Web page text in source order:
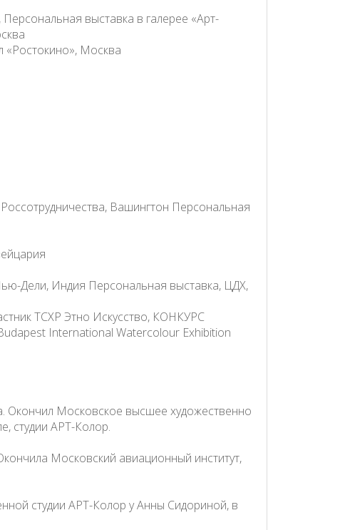
выставка в галерее «Арт-
«Ростокино», Москва
Вашингтон Персональная
Дели, Индия Персональная выставка, ЦДХ,
ТСХР Этно Искусство, КОНКУРС
International Watercolour Exhibition
Окончил Московское высшее художественно
студии АРТ-Колор.
Московский авиационный институт,
студии АРТ-Колор у Анны Сидориной, в